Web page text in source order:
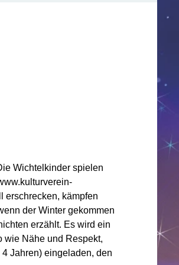
Wichtelkinder spielen
erschrecken, kämpfen
der Winter gekommen
erzählt. Es wird ein
wie Nähe und Respekt,
Jahren) eingeladen, den